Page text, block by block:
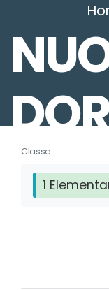
Classe
1